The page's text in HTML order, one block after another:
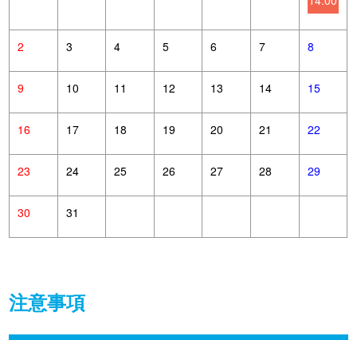
2 3 4 5 6 7 8
9 10 11 12 13 14 15
16 17 18 19 20 21 22
23 24 25 26 27 28 29
30 31
注意事項